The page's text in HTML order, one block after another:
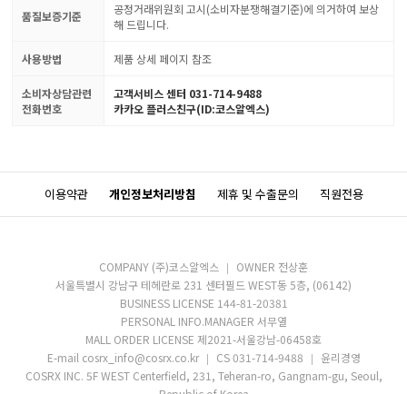
품질보증기준
공정거래위원회 고시(소비자분쟁해결기준)에 의거하여 보상
해 드립니다.
사용방법 제품 상세 페이지 참조
소비자상담관련
전화번호
고객서비스 센터 031-714-9488
카카오 플러스친구(ID:코스알엑스)
이용약관 개인정보처리방침 제휴 및 수출문의 직원전용
COMPANY (주)코스알엑스
OWNER 전상훈
서울특별시 강남구 테헤란로 231 센터필드 WEST동 5층, (06142)
BUSINESS LICENSE 144-81-20381
PERSONAL INFO.MANAGER 서무열
MALL ORDER LICENSE 제2021-서울강남-06458호
E-mail cosrx_info@cosrx.co.kr
CS 031-714-9488
윤리경영
COSRX INC. 5F WEST Centerfield, 231, Teheran-ro, Gangnam-gu, Seoul,